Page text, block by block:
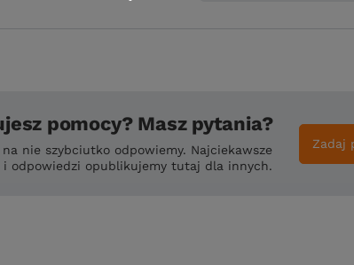
pomocy? Masz pytania?
nie szybciutko odpowiemy. Najciekawsze
i odpowiedzi opublikujemy tutaj dla innych.
Zadaj